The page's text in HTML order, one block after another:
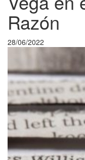
Razón
28/06/2022